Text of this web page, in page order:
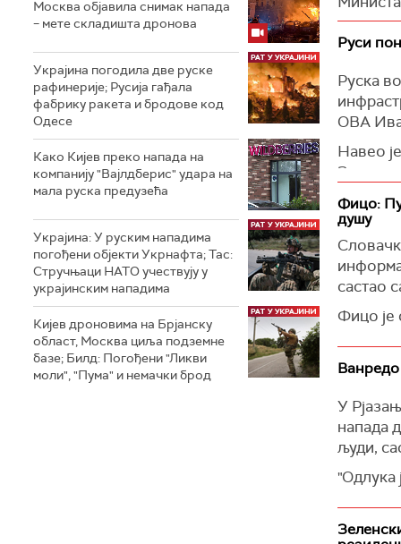
Москва објавила снимак напада
– мете складишта дронова
Украјина погодила две руске
рафинерије; Русија гађала
фабрику ракета и бродове код
Одесе
Како Кијев преко напада на
компанију "Вајлдберис" удара на
мала руска предузећа
Украјина: У руским нападима
погођени објекти Укрнафта; Тас:
Стручњаци НАТО учествују у
украјинским нападима
Кијев дроновима на Брјанску
област, Москва циља подземне
базе; Билд: Погођени "Ликви
моли", "Пума" и немачки брод
је
Ракета
је
Неки
2024. и
Службе
Како је
укључи
„Знамо
против
земаља
Према
између
(Унијан)
Руси
Руска
ОВА
Навео
Фицо:
душу
састао
Фицо је
јавља
"Путин
било
У
напада
људи,
"Одлука